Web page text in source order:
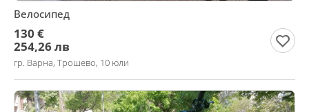
Велосипед
130 €
254,26 лв
гр. Варна, Трошево, 10 юли